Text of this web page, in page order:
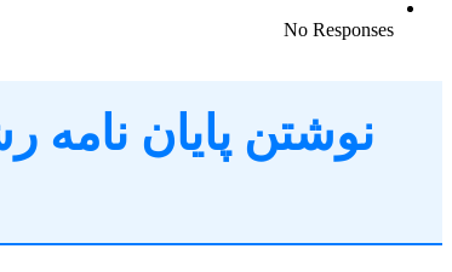
No Responses
نوشتن پایان